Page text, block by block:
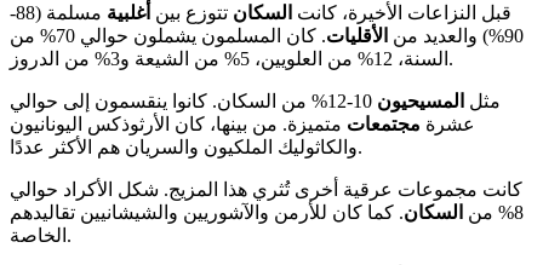
قبل النزاعات الأخيرة، كانت السكان تتوزع بين أغلبية
مسلمة (88-
90%) والعديد من
الأقليات
. كان المسلمون يشملون حوالي 70% من
السنة، 12% من العلويين، 5% من الشيعة و3% من الدروز.
مثل المسيحيون
10-12% من السكان. كانوا ينقسمون إلى حوالي
عشرة مجتمعات متميزة. من بينها، كان الأرثوذكس اليونانيون
والكاثوليك الملکيون والسريان هم الأكثر عددًا.
كانت مجموعات عرقية أخرى تُثري هذا المزيج. شكل الأكراد حوالي
8% من
السكان. كما كان للأرمن والآشوريين والشيشانيين تقاليدهم
الخاصة.